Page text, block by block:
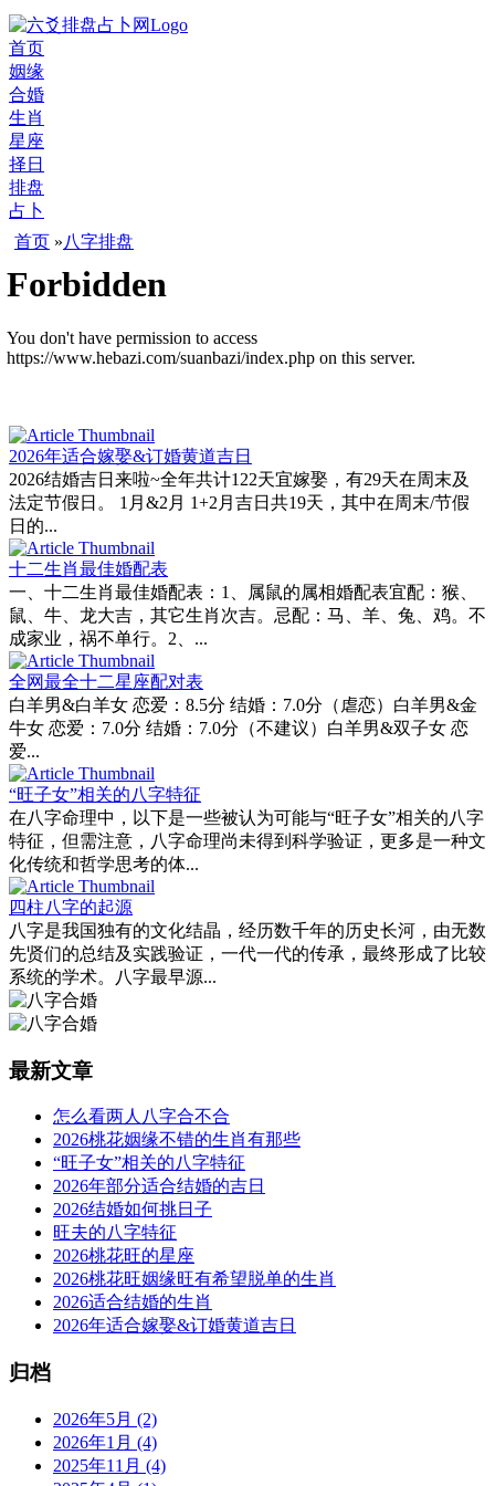
首页
姻缘
合婚
生肖
星座
择日
排盘
占卜
首页 »八字排盘
2026年适合嫁娶&订婚黄道吉日
2026结婚吉日来啦~全年共计122天宜嫁娶，有29天在周末及
法定节假日。 1月&2月 1+2月吉日共19天，其中在周末/节假
日的...
十二生肖最佳婚配表
一、十二生肖最佳婚配表：1、属鼠的属相婚配表宜配：猴、
鼠、牛、龙大吉，其它生肖次吉。忌配：马、羊、兔、鸡。不
成家业，祸不单行。2、...
全网最全十二星座配对表
白羊男&白羊女 恋爱：8.5分 结婚：7.0分（虐恋）白羊男&金
牛女 恋爱：7.0分 结婚：7.0分（不建议）白羊男&双子女 恋
爱...
“旺子女”相关的八字特征
在八字命理中，以下是一些被认为可能与“旺子女”相关的八字
特征，但需注意，八字命理尚未得到科学验证，更多是一种文
化传统和哲学思考的体...
四柱八字的起源
八字是我国独有的文化结晶，经历数千年的历史长河，由无数
先贤们的总结及实践验证，一代一代的传承，最终形成了比较
系统的学术。八字最早源...
最新文章
怎么看两人八字合不合
2026桃花姻缘不错的生肖有那些
“旺子女”相关的八字特征
2026年部分适合结婚的吉日
2026结婚如何挑日子
旺夫的八字特征
2026桃花旺的星座
2026桃花旺姻缘旺有希望脱单的生肖
2026适合结婚的生肖
2026年适合嫁娶&订婚黄道吉日
归档
2026年5月 (2)
2026年1月 (4)
2025年11月 (4)